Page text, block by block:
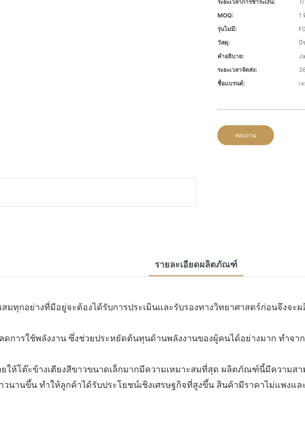
ระยะเวลาการชำระเงิน:
MOQ:
1
รุ่นไม่มี:
วัสดุ:
บี
คำอธิบาย:
ระยะเวลาจัดส่ง:
ชื่อแบรนด์:
เ
สอบถาม
รายละเอียดผลิตภัณฑ์
มทุกอย่างที่มีอยู่จะต้องได้รับการประเมินและรับรองทางวิทยาศาสตร์ก่อนจึงจ
การใช้พลังงาน ซึ่งช่วยประหยัดต้นทุนด้านพลังงานของผู้คนได้อย่างมาก ทำจ
ให้โต๊ะข้างเตียงสีขาวขนาดเล็กมากมีความเหมาะสมที่สุด ผลิตภัณฑ์นี้มีความส
นานขึ้น ทำให้ลูกค้าได้รับประโยชน์เชิงเศรษฐกิจที่สูงขึ้น สินค้ามีราคาไม่แพงแ